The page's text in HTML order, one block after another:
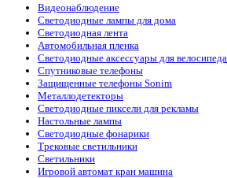
Видеонаблюдение
Светодиодные лампы для дома
Светодиодная лента
Автомобильная пленка
Светодиодные аксессуары для велосипеда
Спутниковые телефоны
Защищенные телефоны Sonim
Металлодетекторы
Светодиодные пиксели для рекламы
Настольные лампы
Светодиодные фонарики
Трековые светильники
Светильники
Игровой автомат кран машина